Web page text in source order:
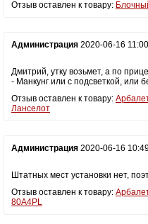
Отзыв оставлен к товару:
Администрация 2020-06-16
Дмитрий, утку возьмет, а по
- Манкунг или с подсветкой, или
Отзыв оставлен к товару:
Ланселот
Администрация 2020-06-16
Штатных мест установки нет,
Отзыв оставлен к товару:
80A4PL